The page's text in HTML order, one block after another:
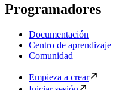
Programadores
Documentación
Centro de aprendizaje
Comunidad
Empieza a crear